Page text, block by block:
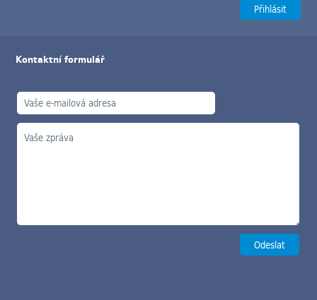
Kontaktní formulář